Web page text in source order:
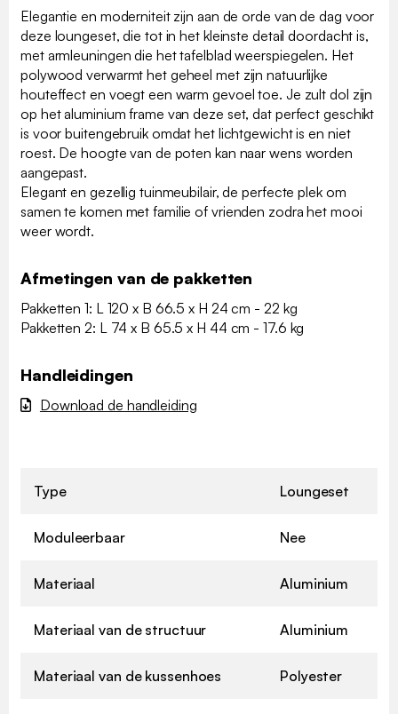
Elegantie en moderniteit zijn aan de orde van de dag voor
deze loungeset, die tot in het kleinste detail doordacht is,
met armleuningen die het tafelblad weerspiegelen. Het
polywood verwarmt het geheel met zijn natuurlijke
houteffect en voegt een warm gevoel toe. Je zult dol zijn
op het aluminium frame van deze set, dat perfect geschikt
is voor buitengebruik omdat het lichtgewicht is en niet
roest. De hoogte van de poten kan naar wens worden
aangepast.
Elegant en gezellig tuinmeubilair, de perfecte plek om
samen te komen met familie of vrienden zodra het mooi
weer wordt.
Afmetingen van de pakketten
Pakketten 1: L 120 x B 66.5 x H 24 cm - 22 kg
Pakketten 2: L 74 x B 65.5 x H 44 cm - 17.6 kg
Handleidingen
Download de handleiding
Type Loungeset
Moduleerbaar Nee
Materiaal Aluminium
Materiaal van de structuur Aluminium
Materiaal van de kussenhoes Polyester